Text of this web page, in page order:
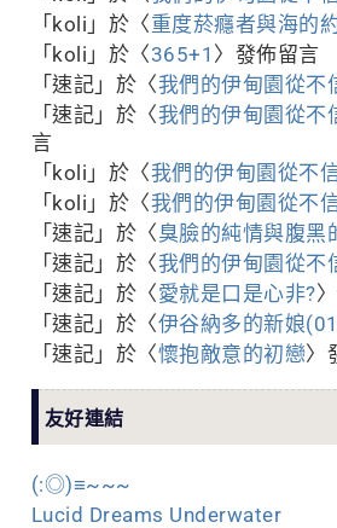
「 koli 」於〈重度菸癮者與海的
「 koli 」於〈365+1 〉發佈留言
「 速記 」於〈我們的伊甸園從不
「 速記 」於〈我們的伊甸園從不
言
「 koli 」於〈我們的伊甸園從不
「 koli 」於〈我們的伊甸園從不
「 速記 」於〈臭臉的純情與腹黑
「 速記 」於〈我們的伊甸園從不
「 速記 」於〈愛就是口是心非?
「 速記 」於〈伊谷納多的新娘
「 速記 」於〈懷抱敵意的初戀〉
友好連結
(:◎)≡~~~
Lucid Dreams Underwater